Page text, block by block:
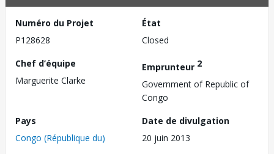
Numéro du Projet
P128628
État
Closed
Chef d’équipe
Marguerite Clarke
Emprunteur 2
Government of Republic of
Congo
Pays
Congo (République du)
Date de divulgation
20 juin 2013